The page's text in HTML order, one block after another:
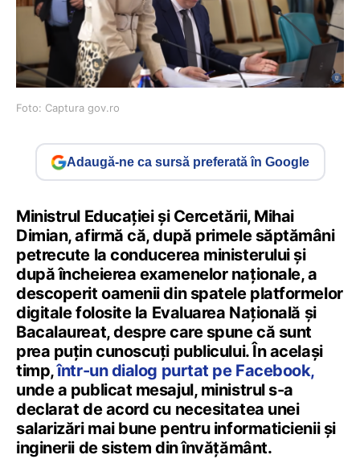
Foto: Captura gov.ro
Adaugă-ne ca sursă preferată în Google
Ministrul Educației și Cercetării, Mihai
Dimian, afirmă că, după primele săptămâni
petrecute la conducerea ministerului și
după încheierea examenelor naționale, a
descoperit oamenii din spatele platformelor
digitale folosite la Evaluarea Națională și
Bacalaureat, despre care spune că sunt
prea puțin cunoscuți publicului. În același
timp,într-un dialog purtat pe Facebook,
unde a publicat mesajul, ministrul s-a
declarat de acord cu necesitatea unei
salarizări mai bune pentru informaticienii și
inginerii de sistem din învățământ.